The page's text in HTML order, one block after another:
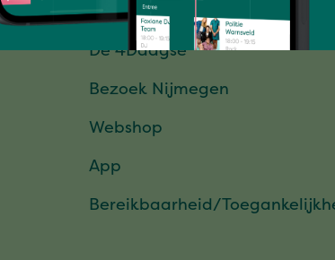
Roze Woensdag
De 4Daagse
Bezoek Nijmegen
Webshop
App
Bereikbaarheid/